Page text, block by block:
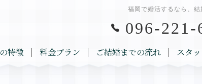
福岡で婚活するなら、結
096-221-
特徴 料金プラン ご結婚までの流れ スタ